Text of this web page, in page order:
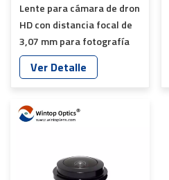
Lente para cámara de dron
HD con distancia focal de
3,07 mm para fotografía
aérea YT-7625-J8
Ver Detalle